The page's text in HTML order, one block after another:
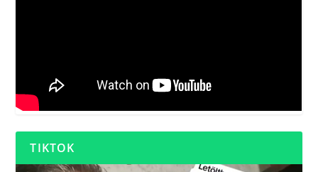
TIKTOK